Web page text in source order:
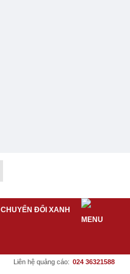
CHUYỂN ĐỔI XANH
Liên hệ quảng cáo: 024 36321588